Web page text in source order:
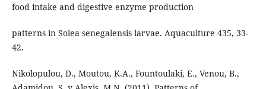
food intake and digestive enzyme production
patterns in Solea senegalensis larvae. Aquaculture 435, 33-
42.
Nikolopulou, D., Moutou, K.A., Fountoulaki, E., Venou, B.,